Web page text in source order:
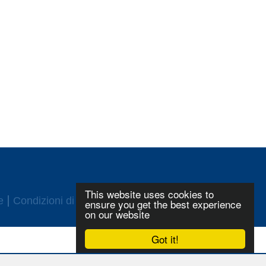
Got it!
This website uses cookies to
ensure you get the best experience
on our website
Condizioni di utilizzo Login